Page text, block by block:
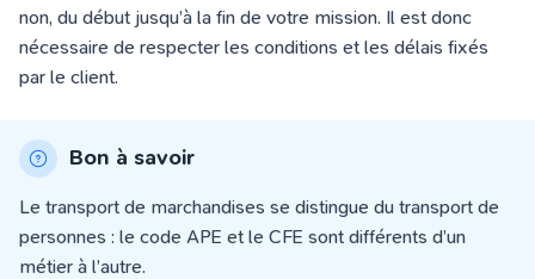
non, du début jusqu’à la fin de votre mission. Il est donc
nécessaire de respecter les conditions et les délais fixés
par le client.
Bon à savoir
Le transport de marchandises se distingue du transport de
personnes : le code APE et le CFE sont différents d’un
métier à l’autre.